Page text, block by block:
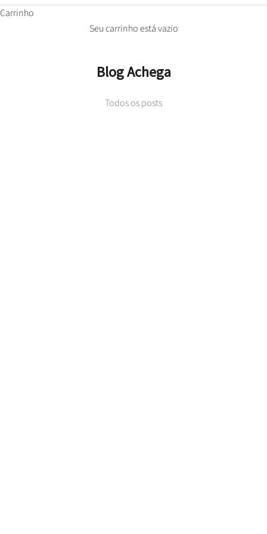
Carrinho
Seu carrinho está vazio
Blog Achega
Todos os posts